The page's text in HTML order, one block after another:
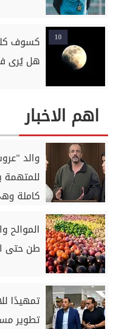
10
هل يُرى
اهم الاخبار
والد
للمتهمة
كاملة
طن حتى
تمهيدًا
تطوير